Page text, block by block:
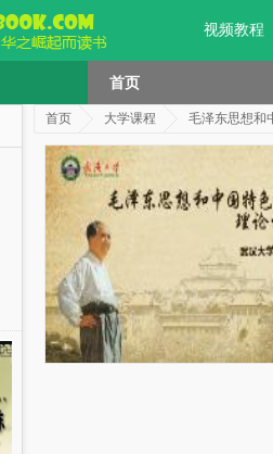
视频教程
首页
首页 大学课程 毛泽东思想和